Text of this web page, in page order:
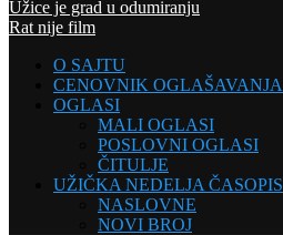
Užice je grad u odumiranju
Rat nije film
O SAJTU
CENOVNIK OGLAŠAVANJA
OGLASI
MALI OGLASI
POSLOVNI OGLASI
ČITULJE
UŽIČKA NEDELJA ČASOPIS
NASLOVNE
NOVI BROJ